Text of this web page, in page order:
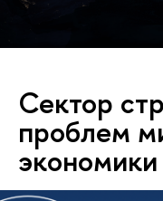
Сектор
проблем
экономики